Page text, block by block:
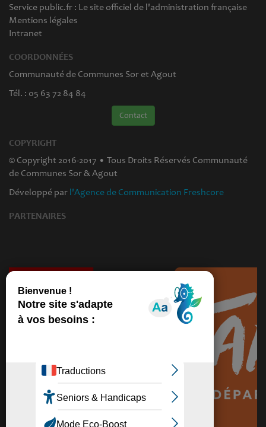
Service public.fr : Le site officiel de l'administration française
Mentions légales
Intranet
COORDONNÉES
Communauté de Communes Sor et Agout
Tél. : 05 63 72 84 84
Contact
COPYRIGHT
© Copyright 2016-2017 • Tous Droits Réservés Communauté
de Communes Sor & Agout
Développé par l'Agence de Communication Freshcore
PARTENAIRES